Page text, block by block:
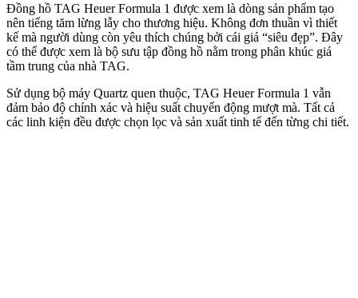
Đồng hồ TAG Heuer Formula 1 được xem là dòng sản phẩm tạo
nên tiếng tăm lừng lẫy cho thương hiệu. Không đơn thuần vì thiết
kế mà người dùng còn yêu thích chúng bởi cái giá “siêu đẹp”. Đây
có thể được xem là bộ sưu tập đồng hồ nằm trong phân khúc giá
tầm trung của nhà TAG.
Sử dụng bộ máy Quartz quen thuộc, TAG Heuer Formula 1 vẫn
đảm bảo độ chính xác và hiệu suất chuyển động mượt mà. Tất cả
các linh kiện đều được chọn lọc và sản xuất tinh tế đến từng chi tiết.